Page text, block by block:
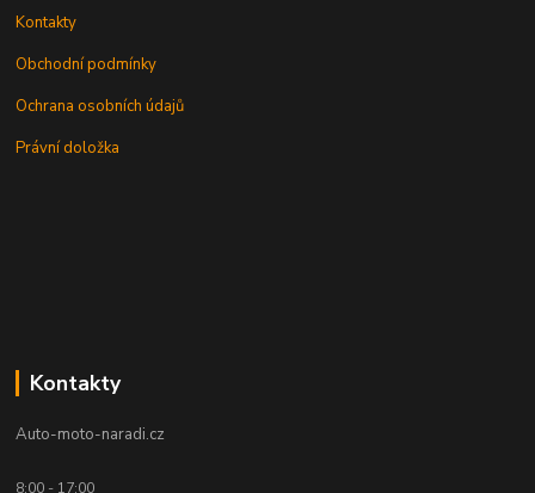
Kontakty
Obchodní podmínky
Ochrana osobních údajů
Právní doložka
Kontakty
Auto-moto-naradi.cz
8:00 - 17:00